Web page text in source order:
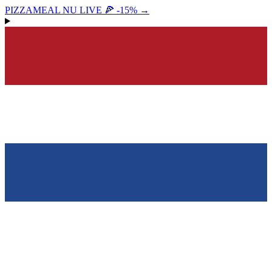
PIZZAMEAL NU LIVE 🍕 -15% →